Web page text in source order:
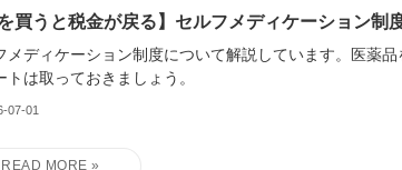
を買うと税金が戻る】セルフメディケーション制
メディケーション制度について解説しています。医薬
トは取っておきましょう。
07-01